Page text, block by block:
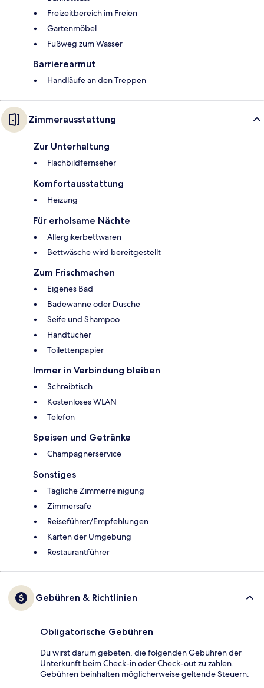
Freizeitbereich im Freien
Gartenmöbel
Fußweg zum Wasser
Barrierearmut
Handläufe an den Treppen
Zimmerausstattung
Zur Unterhaltung
Flachbildfernseher
Komfortausstattung
Heizung
Für erholsame Nächte
Allergikerbettwaren
Bettwäsche wird bereitgestellt
Zum Frischmachen
Eigenes Bad
Badewanne oder Dusche
Seife und Shampoo
Handtücher
Toilettenpapier
Immer in Verbindung bleiben
Schreibtisch
Kostenloses WLAN
Telefon
Speisen und Getränke
Champagnerservice
Sonstiges
Tägliche Zimmerreinigung
Zimmersafe
Reiseführer/Empfehlungen
Karten der Umgebung
Restaurantführer
Gebühren & Richtlinien
Obligatorische Gebühren
Du wirst darum gebeten, die folgenden Gebühren der
Unterkunft beim Check-in oder Check-out zu zahlen.
Gebühren beinhalten möglicherweise geltende Steuern: